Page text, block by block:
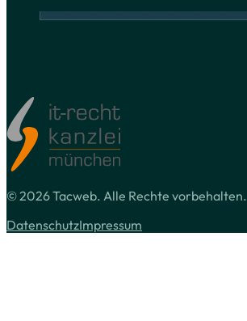
© 2026 Tacweb. Alle Rechte vorbehalten.
DatenschutzImpressum